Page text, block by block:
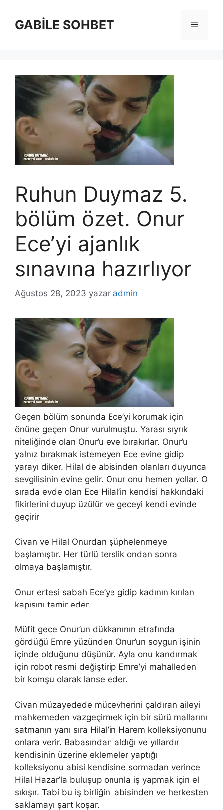
GABİLE SOHBET Menü
Ruhun Duymaz 5.
bölüm özet. Onur
Ece’yi ajanlık
sınavına hazırlıyor
Ağustos 28, 2023 yazar admin
Geçen bölüm sonunda Ece’yi korumak için
önüne geçen Onur vurulmuştu. Yarası sıyrık
niteliğinde olan Onur’u eve bırakırlar. Onur’u
yalnız bırakmak istemeyen Ece evine gidip
yarayı diker. Hilal de abisinden olanları duyunca
sevgilisinin evine gelir. Onur onu hemen yollar. O
sırada evde olan Ece Hilal’in kendisi hakkındaki
fikirlerini duyup üzülür ve geceyi kendi evinde
geçirir
Civan ve Hilal Onurdan şüphelenmeye
başlamıştır. Her türlü terslik ondan sonra
olmaya başlamıştır.
Onur ertesi sabah Ece’ye gidip kadının kırılan
kapısını tamir eder.
Müfit gece Onur’un dükkanının etrafında
gördüğü Emre yüzünden Onur’un soygun işinin
içinde olduğunu düşünür. Ayla onu kandırmak
için robot resmi değiştirip Emre’yi mahalleden
bir komşu olarak lanse eder.
Civan müzayedede mücevherini çaldıran aileyi
mahkemeden vazgeçirmek için bir sürü mallarını
satmanın yanı sıra Hilal’in Harem kolleksiyonunu
onlara verir. Babasından aldığı ve yıllardır
kendisinin üzerine eklemeler yaptığı
kolleksiyonu abisi kendisine sormadan verince
Hilal Hazar’la buluşup onunla iş yapmak için el
sıkışır. Tabi bu iş birliğini abisinden ve herkesten
saklamayı şart koşar.